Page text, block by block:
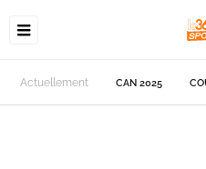
Actuellement CAN 2025